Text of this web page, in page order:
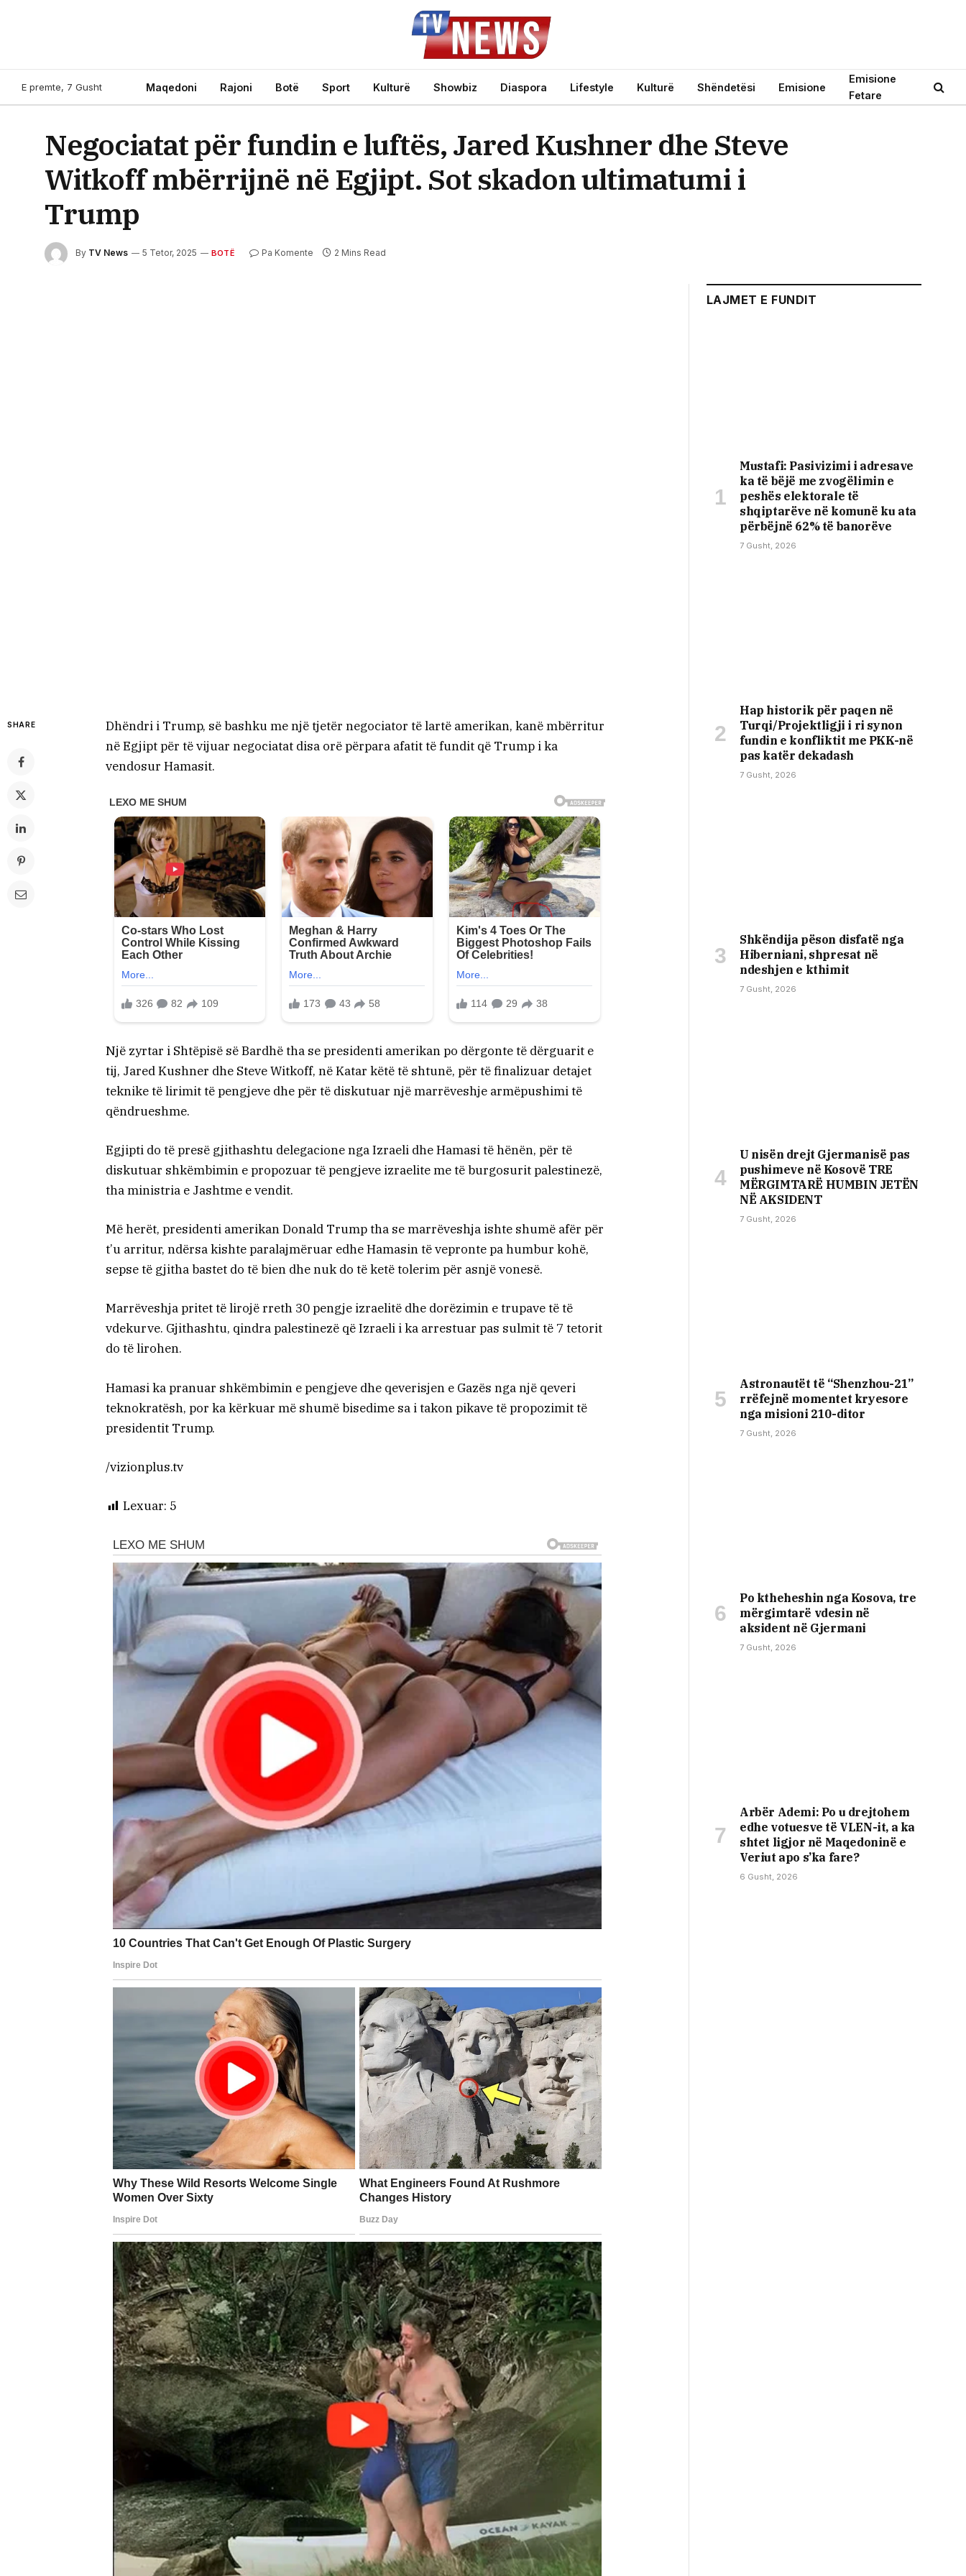
E premte, 7 Gusht Maqedoni Rajoni Botë Sport Kulturë Showbiz Diaspora Lifestyle Kulturë Shëndetësi Emisione
Emisione
Fetare
Negociatat për fundin e luftës, Jared Kushner dhe Steve
Witkoff mbërrijnë në Egjipt. Sot skadon ultimatumi i
Trump
By TV News 5 Tetor, 2025 BOTË Pa Komente 2 Mins Read
SHARE
Dhëndri i Trump, së bashku me një tjetër negociator të lartë amerikan, kanë mbërritur
në Egjipt për të vijuar negociatat disa orë përpara afatit të fundit që Trump i ka
vendosur Hamasit.
Një zyrtar i Shtëpisë së Bardhë tha se presidenti amerikan po dërgonte të dërguarit e
tij, Jared Kushner dhe Steve Witkoff, në Katar këtë të shtunë, për të finalizuar detajet
teknike të lirimit të pengjeve dhe për të diskutuar një marrëveshje armëpushimi të
qëndrueshme.
Egjipti do të presë gjithashtu delegacione nga Izraeli dhe Hamasi të hënën, për të
diskutuar shkëmbimin e propozuar të pengjeve izraelite me të burgosurit palestinezë,
tha ministria e Jashtme e vendit.
Më herët, presidenti amerikan Donald Trump tha se marrëveshja ishte shumë afër për
t’u arritur, ndërsa kishte paralajmëruar edhe Hamasin të vepronte pa humbur kohë,
sepse të gjitha bastet do të bien dhe nuk do të ketë tolerim për asnjë vonesë.
Marrëveshja pritet të lirojë rreth 30 pengje izraelitë dhe dorëzimin e trupave të të
vdekurve. Gjithashtu, qindra palestinezë që Izraeli i ka arrestuar pas sulmit të 7 tetorit
do të lirohen.
Hamasi ka pranuar shkëmbimin e pengjeve dhe qeverisjen e Gazës nga një qeveri
teknokratësh, por ka kërkuar më shumë bisedime sa i takon pikave të propozimit të
presidentit Trump.
/vizionplus.tv
Lexuar: 5
LAJMET E FUNDIT
Mustafi: Pasivizimi i adresave
ka të bëjë me zvogëlimin e
peshës elektorale të
shqiptarëve në komunë ku ata
përbëjnë 62% të banorëve
7 Gusht, 2026
Hap historik për paqen në
Turqi/Projektligji i ri synon
fundin e konfliktit me PKK-në
pas katër dekadash
7 Gusht, 2026
Shkëndija pëson disfatë nga
Hiberniani, shpresat në
ndeshjen e kthimit
7 Gusht, 2026
U nisën drejt Gjermanisë pas
pushimeve në Kosovë TRE
MËRGIMTARË HUMBIN JETËN
NË AKSIDENT
7 Gusht, 2026
Astronautët të “Shenzhou-21”
rrëfejnë momentet kryesore
nga misioni 210-ditor
7 Gusht, 2026
Po ktheheshin nga Kosova, tre
mërgimtarë vdesin në
aksident në Gjermani
7 Gusht, 2026
Arbër Ademi: Po u drejtohem
edhe votuesve të VLEN-it, a ka
shtet ligjor në Maqedoninë e
Veriut apo s’ka fare?
6 Gusht, 2026